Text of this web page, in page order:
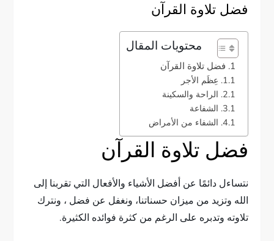
فضل تلاوة القرآن
محتويات المقال
فضل تلاوة القرآن
عِظَم الأجر
الراحة والسكينة
الشفاعة
الشفاء من الأمراض
فضل تلاوة القرآن
نتساءل دائمًا عن أفضل الأشياء والأفعال التي تقربنا إلى
الله وتزيد من ميزان حسناتنا، ونغفل عن فضل ، ونترك
تلاوته وتدبره على الرغم من كثرة فوائده الكثيرة.